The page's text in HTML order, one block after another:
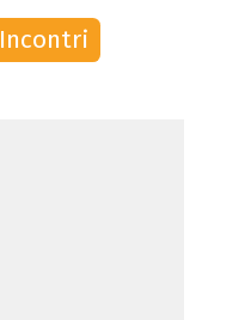
Incontri